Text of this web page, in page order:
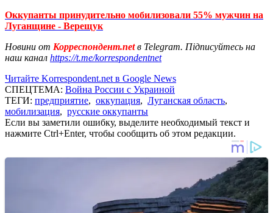
Оккупанты принудительно мобилизовали 55% мужчин на
Луганщине - Верещук
Новини от Корреспондент.netв Telegram. Підписуйтесь на
наш канал https://t.me/korrespondentnet
Читайте Korrespondent.net в Google News
СПЕЦТЕМА: Война России с Украиной
ТЕГИ: предприятие, оккупация, Луганская область,
мобилизация, русские оккупанты
Если вы заметили ошибку, выделите необходимый текст и
нажмите Ctrl+Enter, чтобы сообщить об этом редакции.